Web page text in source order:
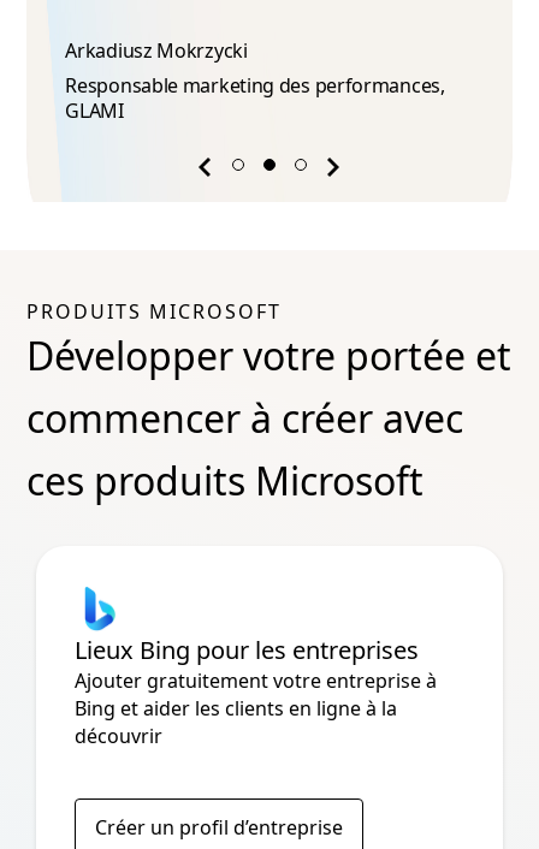
Previous
Arkadiusz Mokrzycki​
Responsable marketing des performances,
GLAMI
PRODUITS MICROSOFT
Développer votre portée et
commencer à créer avec
ces produits Microsoft
Lieux Bing pour les entreprises
Ajouter gratuitement votre entreprise à
Bing et aider les clients en ligne à la
découvrir
Créer un profil d’entreprise